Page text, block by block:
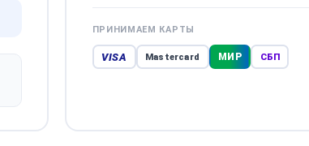
ПРИНИМАЕМ КАРТЫ
VISA Mastercard МИР СБП